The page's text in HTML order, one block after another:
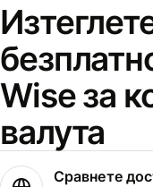
Wise за
валута
Сравнете